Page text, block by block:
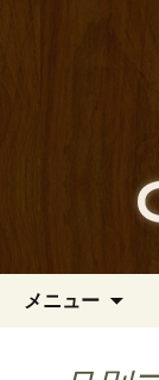
南船場
「
イタリア
さまざ
ステー
にご用意
様にも
メニュー